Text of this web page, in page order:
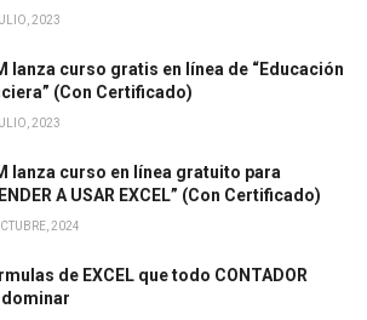
2023
lanza curso gratis en línea de “Educación
(Con Certificado)
2023
lanza curso en línea gratuito para
A USAR EXCEL” (Con Certificado)
2024
de EXCEL que todo CONTADOR
dominar